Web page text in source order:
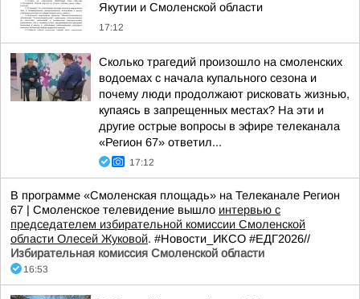
Якутии и Смоленской области
17:12
Сколько трагедий произошло на смоленских
водоемах с начала купального сезона и
почему люди продолжают рисковать жизнью,
купаясь в запрещенных местах? На эти и
другие острые вопросы в эфире телеканала
«Регион 67» ответил...
17:12
В программе «Смоленская площадь» на Телеканале Регион
67 | Смоленское телевидение вышло интервью с
председателем избирательной комиссии Смоленской
области Олесей Жуковой. #Новости_ИКСО #ЕДГ2026//
Избирательная комиссия Смоленской области
16:53